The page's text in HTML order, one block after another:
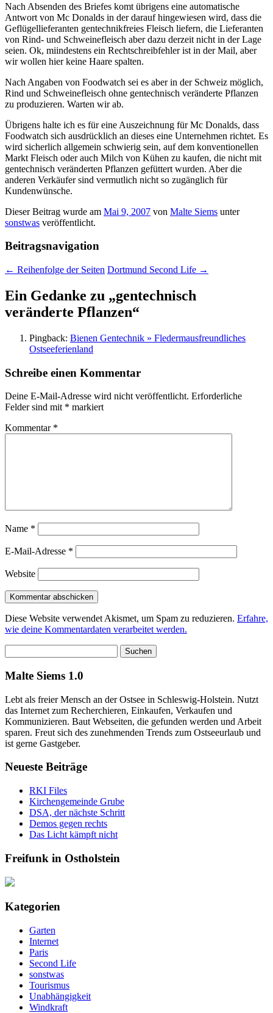
Nach Absenden des Briefes komt übrigens eine automatische
Antwort von Mc Donalds in der darauf hingewiesen wird, dass die
Geflügellieferanten gentechnikfreies Fleisch liefern, die Lieferanten
von Rind- und Schweinefleisch aber dazu derzeit nicht in der Lage
seien. Ok, miindestens ein Rechtschreibfehler ist in der Mail, aber
wir wollen hier keine Haare spalten.
Nach Angaben von Foodwatch sei es aber in der Schweiz möglich,
Rind und Schweinefleisch ohne gentechnisch veränderte Pflanzen
zu produzieren. Warten wir ab.
Übrigens halte ich es für eine Auszeichnung für Mc Donalds, dass
Foodwatch sich ausdrücklich an dieses eine Unternehmen richtet. Es
wird sicherlich allgemein schwierig sein, auf dem konventionellen
Markt Fleisch oder auch Milch von Kühen zu kaufen, die nicht mit
gentechnisch veränderten Pflanzen gefüttert wurden. Aber die
anderen Verkäufer sind vermutlich nicht so zugänglich für
Kundenwünsche.
Dieser Beitrag wurde am Mai 9, 2007 von Malte Siems unter
sonstwas veröffentlicht.
Beitragsnavigation
← Reihenfolge der Seiten Dortmund Second Life →
Ein Gedanke zu „gentechnisch
veränderte Pflanzen“
Pingback: Bienen Gentechnik » Fledermausfreundliches
Ostseeferienland
Schreibe einen Kommentar
Deine E-Mail-Adresse wird nicht veröffentlicht. Erforderliche
Felder sind mit * markiert
Kommentar *
Name *
E-Mail-Adresse *
Website
Diese Website verwendet Akismet, um Spam zu reduzieren. Erfahre,
wie deine Kommentardaten verarbeitet werden.
nach:
Malte Siems 1.0
Lebt als freier Mensch an der Ostsee in Schleswig-Holstein. Nutzt
das Internet zum Recherchieren, Einkaufen, Verkaufen und
Kommunizieren. Baut Webseiten, die gefunden werden und Arbeit
sparen. Freut sich des zunehmenden Trends zum Ostseeurlaub und
ist gerne Gastgeber.
Neueste Beiträge
RKI Files
Kirchengemeinde Grube
DSA, der nächste Schritt
Demos gegen rechts
Das Licht kämpft nicht
Freifunk in Ostholstein
Kategorien
Garten
Internet
Paris
Second Life
sonstwas
Tourismus
Unabhängigkeit
Windkraft